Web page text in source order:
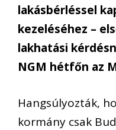
lakásbérléssel
kezeléséhez –
lakhatási
NGM hétfőn az
Hangsúlyozták,
kormány csak